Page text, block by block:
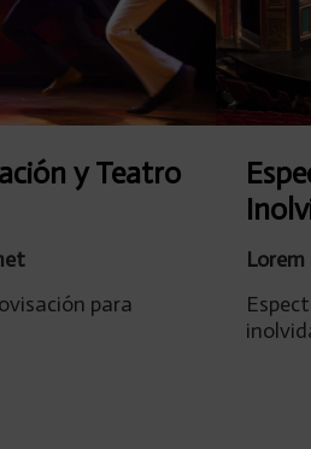
y Teatro
para